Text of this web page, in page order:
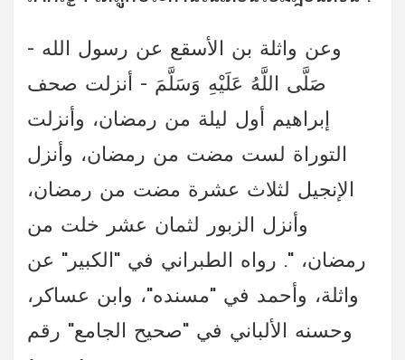
وعن واثلة بن الأسقع عن رسول الله -
صَلَّى اللَّهُ عَلَيْهِ وَسَلَّمَ - أنزلت صحف
إبراهيم أول ليلة من رمضان، وأنزلت
التوراة لست مضت من رمضان، وأنزل
الإنجيل لثلاث عشرة مضت من رمضان،
وأنزل الزبور لثمان عشر خلت من
رمضان، ". رواه الطبراني في "الكبير" عن
واثلة، وأحمد في "مسنده"، وابن عساكر،
وحسنه الألباني في "صحيح الجامع" رقم